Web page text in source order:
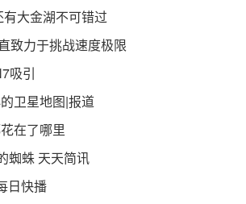
大金湖不可错过
致力于挑战速度极限
吸引
卫星地图|报道
在了哪里
蜘蛛 天天简讯
日快播